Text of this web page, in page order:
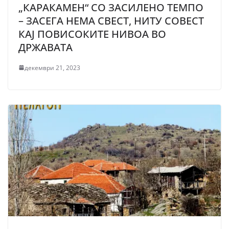
„КАРАКАМЕН“ СО ЗАСИЛЕНО ТЕМПО
– ЗАСЕГА НЕМА СВЕСТ, НИТУ СОВЕСТ
КАЈ ПОВИСОКИТЕ НИВОА ВО
ДРЖАВАТА
декември 21, 2023